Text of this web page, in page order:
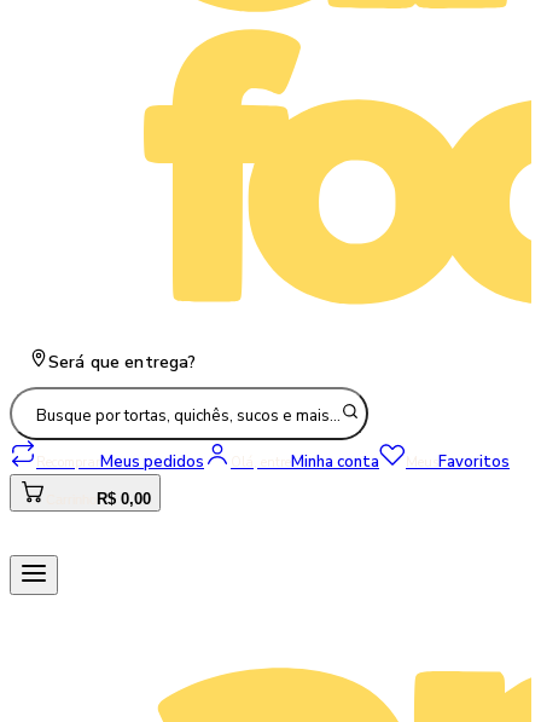
Será que entrega?
Busque por tortas, quichês, sucos e mais…
Recomprar Meus pedidos Olá, entre Minha conta Meus Favoritos
R$ 0,00